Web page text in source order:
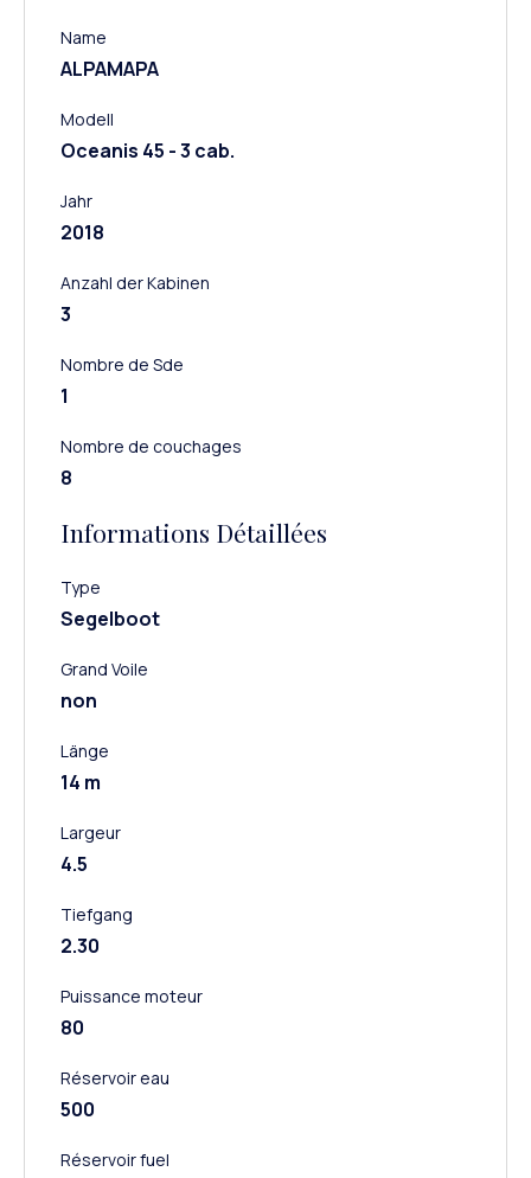
Name
ALPAMAPA
Modell
Oceanis 45 - 3 cab.
Jahr
2018
Anzahl der Kabinen
3
Nombre de Sde
1
Nombre de couchages
8
Informations Détaillées
Type
Segelboot
Grand Voile
non
Länge
14 m
Largeur
4.5
Tiefgang
2.30
Puissance moteur
80
Réservoir eau
500
Réservoir fuel